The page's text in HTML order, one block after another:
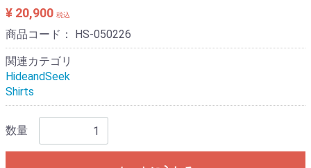
¥ 20,900 税込
商品コード： HS-050226
関連カテゴリ
HideandSeek
Shirts
数量